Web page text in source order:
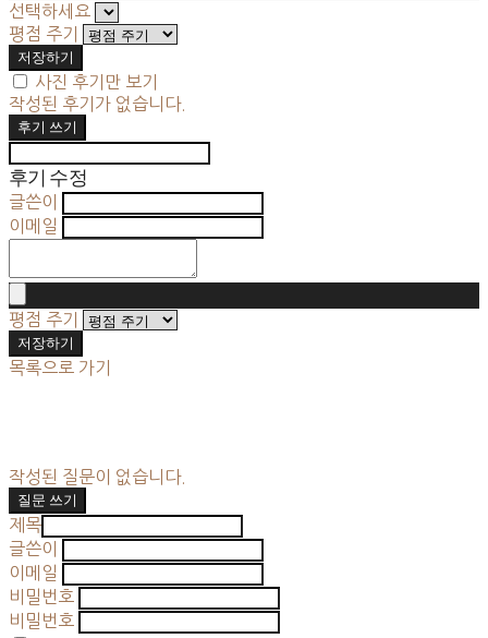
선택하세요
평점 주기
저장하기
사진 후기만 보기
작성된 후기가 없습니다.
후기 쓰기
후기 수정
글쓴이
이메일
평점 주기
저장하기
목록으로 가기
작성된 질문이 없습니다.
질문 쓰기
제목
글쓴이
이메일
비밀번호
비밀번호